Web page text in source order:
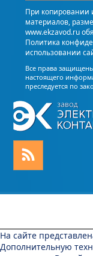
При копировании
материалов,
www.ekzavod.ru
Политика
использовании
Все права
настоящего
преследуется по
На сайте
Дополнительную